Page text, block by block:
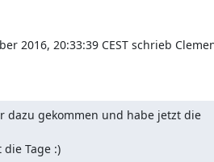
2016, 20:33:39 CEST schrieb
dazu gekommen und habe jetzt die
Tage :)